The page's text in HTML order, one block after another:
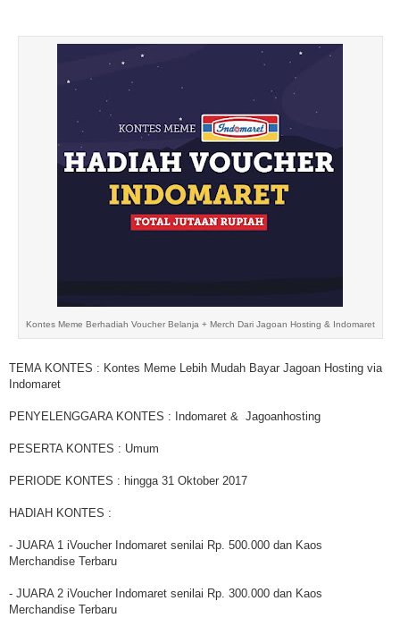
Kontes Meme Berhadiah Voucher Belanja + Merch Dari Jagoan Hosting & Indomaret
TEMA KONTES : Kontes Meme Lebih Mudah Bayar Jagoan Hosting via
Indomaret
PENYELENGGARA KONTES : Indomaret & Jagoanhosting
PESERTA KONTES : Umum
PERIODE KONTES : hingga 31 Oktober 2017
HADIAH KONTES :
- JUARA 1 iVoucher Indomaret senilai Rp. 500.000 dan Kaos
Merchandise Terbaru
- JUARA 2 iVoucher Indomaret senilai Rp. 300.000 dan Kaos
Merchandise Terbaru